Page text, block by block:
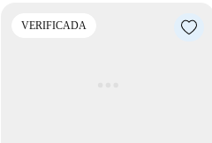
VERIFICADA